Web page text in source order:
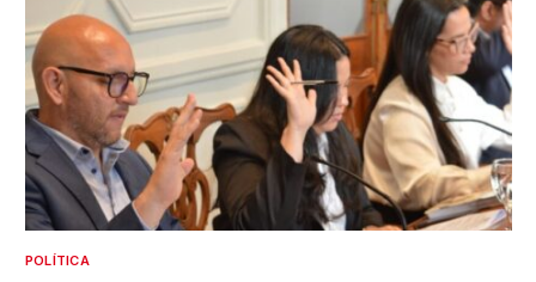
POLÍTICA